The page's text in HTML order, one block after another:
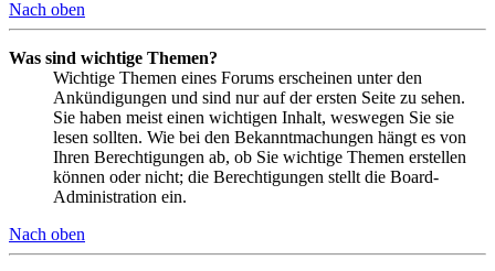
Nach oben
Was sind wichtige Themen?
Wichtige Themen eines Forums erscheinen unter den
Ankündigungen und sind nur auf der ersten Seite zu sehen.
Sie haben meist einen wichtigen Inhalt, weswegen Sie sie
lesen sollten. Wie bei den Bekanntmachungen hängt es von
Ihren Berechtigungen ab, ob Sie wichtige Themen erstellen
können oder nicht; die Berechtigungen stellt die Board-
Administration ein.
Nach oben